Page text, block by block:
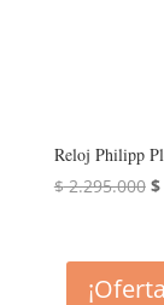
Reloj Philipp
$2.295.000 El
$
$